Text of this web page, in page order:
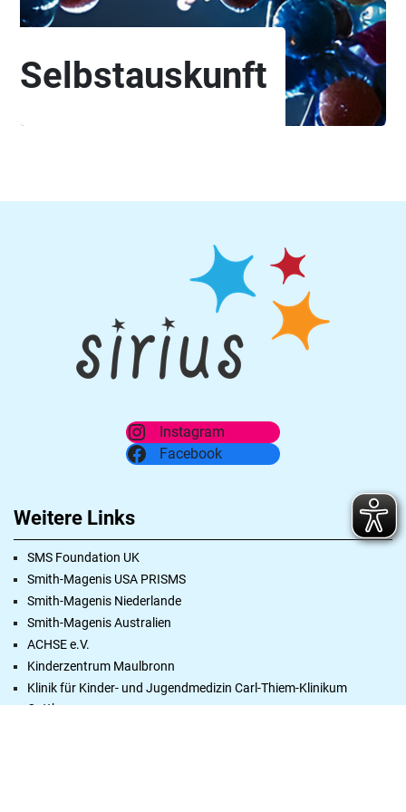
Selbstauskunft
Instagram
Facebook
Weitere Links
SMS Foundation UK
Smith-Magenis USA PRISMS
Smith-Magenis Niederlande
Smith-Magenis Australien
ACHSE e.V.
Kinderzentrum Maulbronn
Klinik für Kinder- und Jugendmedizin Carl-Thiem-Klinikum
Cottbus